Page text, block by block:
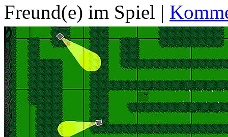
Freund(e) im Spiel |